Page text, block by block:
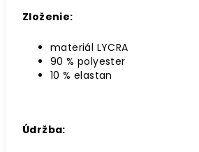
Zloženie:
materiál LYCRA
90 % polyester
10 % elastan
Údržba: